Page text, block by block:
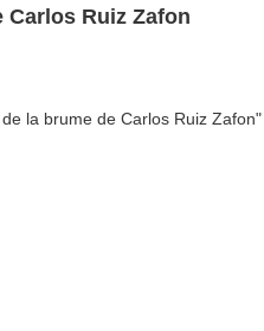
Carlos Ruiz Zafon